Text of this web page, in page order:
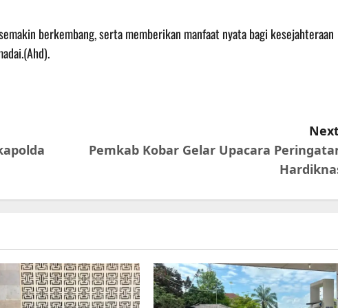
berkembang, serta memberikan manfaat nyata bagi kesejahteraan
Pemkab Kobar Gelar Upacara